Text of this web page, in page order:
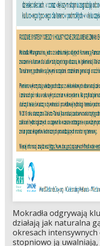
Mokradła odgrywają
działają jak naturalna
okresach
stopniowo ją uwalniają,